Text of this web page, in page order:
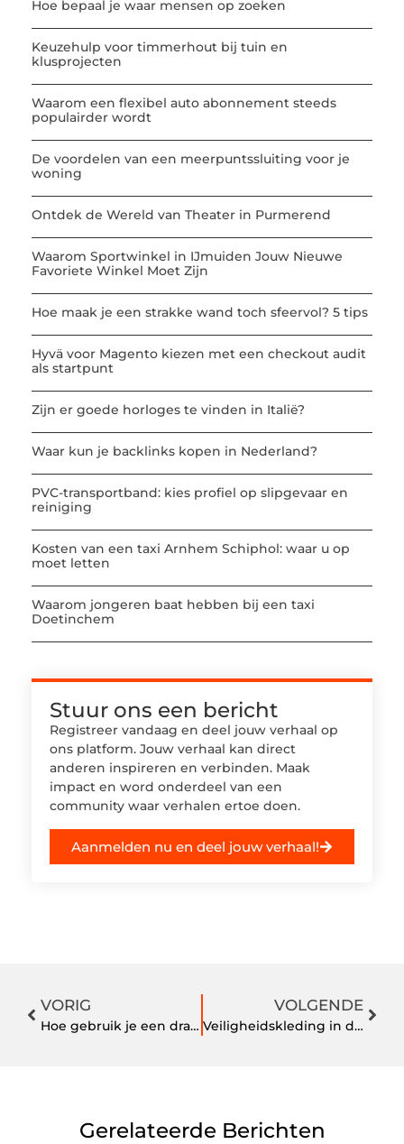
Hoe bepaal je waar mensen op zoeken
Keuzehulp voor timmerhout bij tuin en
klusprojecten
Waarom een flexibel auto abonnement steeds
populairder wordt
De voordelen van een meerpuntssluiting voor je
woning
Ontdek de Wereld van Theater in Purmerend
Waarom Sportwinkel in IJmuiden Jouw Nieuwe
Favoriete Winkel Moet Zijn
Hoe maak je een strakke wand toch sfeervol? 5 tips
Hyvä voor Magento kiezen met een checkout audit
als startpunt
Zijn er goede horloges te vinden in Italië?
Waar kun je backlinks kopen in Nederland?
PVC-transportband: kies profiel op slipgevaar en
reiniging
Kosten van een taxi Arnhem Schiphol: waar u op
moet letten
Waarom jongeren baat hebben bij een taxi
Doetinchem
Stuur ons een bericht
Registreer vandaag en deel jouw verhaal op
ons platform. Jouw verhaal kan direct
anderen inspireren en verbinden. Maak
impact en word onderdeel van een
community waar verhalen ertoe doen.
Aanmelden nu en deel jouw verhaal!
VORIG
Hoe gebruik je een draagzak?
VOLGENDE
Veiligheidskleding in de bouw: hoe heeft het zich ontwikkeld?
Gerelateerde Berichten